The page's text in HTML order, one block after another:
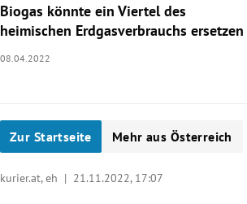
Biogas könnte ein Viertel des
heimischen Erdgasverbrauchs ersetzen
08.04.2022
Zur Startseite Mehr aus Österreich
kurier.at, eh | 21.11.2022, 17:07